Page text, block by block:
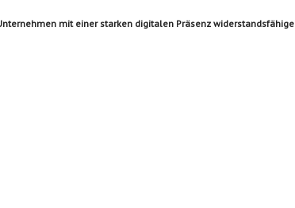
mit einer starken digitalen Präsenz